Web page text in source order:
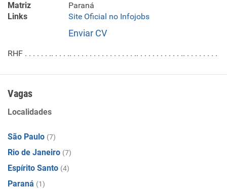
Matriz
Paraná
Links
Site Oficial no Infojobs
Enviar CV
RHF . . . . . . .. . . . .. . . . . . . . . . . . . . . . .. . . . . . . . . . . .. . . . . . . . .
Vagas
Localidades
São Paulo (7)
Rio de Janeiro (7)
Espírito Santo (4)
Paraná (1)